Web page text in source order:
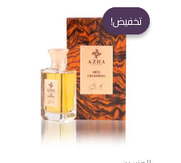
تخفيض!
تخفيض!